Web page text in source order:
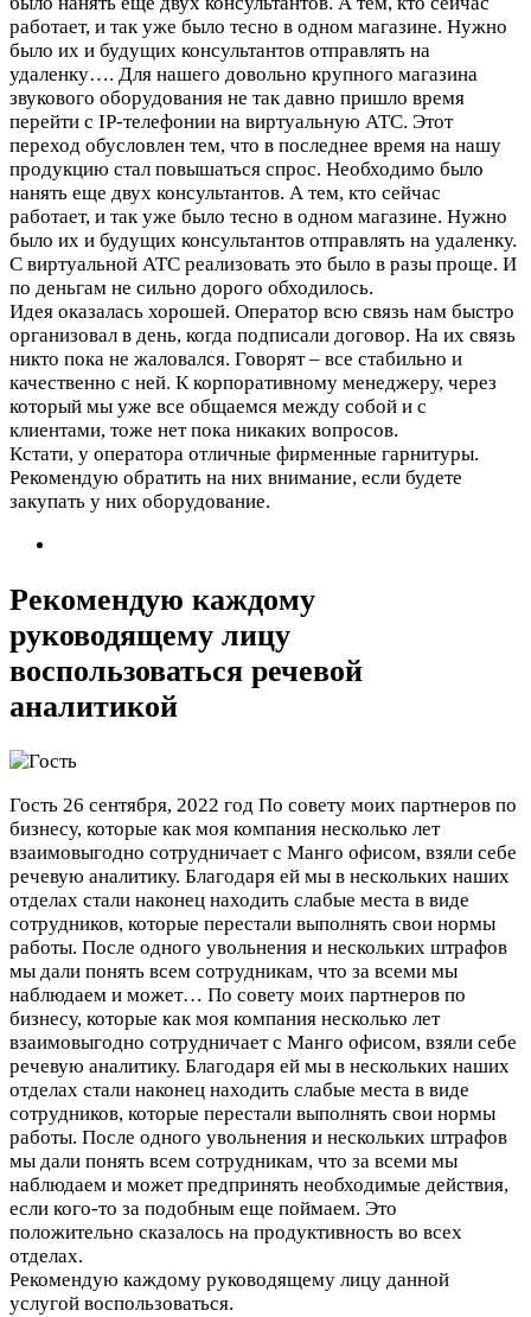
работает, и так уже было тесно в одном магазине. Нужно
было их и будущих консультантов отправлять на
удаленку…. Для нашего довольно крупного магазина
звукового оборудования не так давно пришло время
перейти с IP-телефонии на виртуальную АТС. Этот
переход обусловлен тем, что в последнее время на нашу
продукцию стал повышаться спрос. Необходимо было
нанять еще двух консультантов. А тем, кто сейчас
работает, и так уже было тесно в одном магазине. Нужно
было их и будущих консультантов отправлять на удаленку.
С виртуальной АТС реализовать это было в разы проще. И
по деньгам не сильно дорого обходилось.
Идея оказалась хорошей. Оператор всю связь нам быстро
организовал в день, когда подписали договор. На их связь
никто пока не жаловался. Говорят – все стабильно и
качественно с ней. К корпоративному менеджеру, через
который мы уже все общаемся между собой и с
клиентами, тоже нет пока никаких вопросов.
Кстати, у оператора отличные фирменные гарнитуры.
Рекомендую обратить на них внимание, если будете
закупать у них оборудование.
Рекомендую каждому
руководящему лицу
воспользоваться речевой
аналитикой
Гость 26 сентября, 2022 год По совету моих партнеров по
бизнесу, которые как моя компания несколько лет
взаимовыгодно сотрудничает с Манго офисом, взяли себе
речевую аналитику. Благодаря ей мы в нескольких наших
отделах стали наконец находить слабые места в виде
сотрудников, которые перестали выполнять свои нормы
работы. После одного увольнения и нескольких штрафов
мы дали понять всем сотрудникам, что за всеми мы
наблюдаем и может… По совету моих партнеров по
бизнесу, которые как моя компания несколько лет
взаимовыгодно сотрудничает с Манго офисом, взяли себе
речевую аналитику. Благодаря ей мы в нескольких наших
отделах стали наконец находить слабые места в виде
сотрудников, которые перестали выполнять свои нормы
работы. После одного увольнения и нескольких штрафов
мы дали понять всем сотрудникам, что за всеми мы
наблюдаем и может предпринять необходимые действия,
если кого-то за подобным еще поймаем. Это
положительно сказалось на продуктивность во всех
отделах.
Рекомендую каждому руководящему лицу данной
услугой воспользоваться.